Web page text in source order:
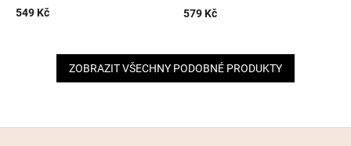
549 Kč
579 Kč
ZOBRAZIT VŠECHNY PODOBNÉ PRODUKTY